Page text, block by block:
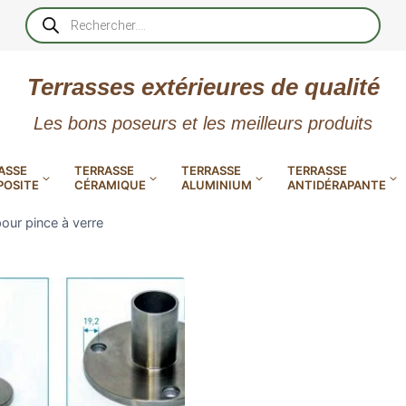
Recherche
de
produits
Terrasses extérieures de qualité
Les bons poseurs et les meilleurs produits
TERRASSE
CÉRAMIQUE
TERRASSE
ALUMINIUM
XtremDeck : Lames de terrasse
en aluminium incombustibles
TERRASSE
ANTIDÉRAPANTE
CALES RÉGLABLES
POUR TERRASSE
LAMES DE BARDAGE
XTRACLAD « CLIN »
pince à verre